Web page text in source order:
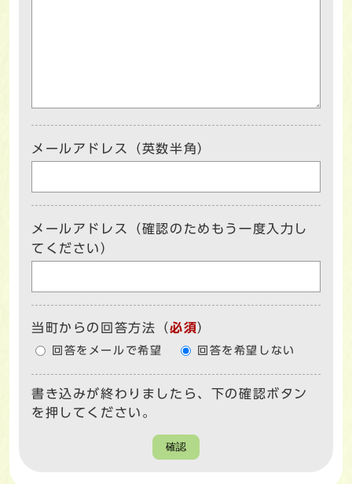
メールアドレス（英数半角）
メールアドレス（確認のためもう一度入力し
てください）
当町からの回答方法 （必須）
回答をメールで希望 回答を希望しない
書き込みが終わりましたら、下の確認ボタン
を押してください。
確認